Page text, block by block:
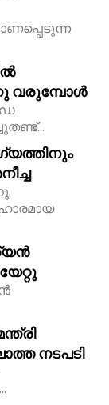
വരുമ്പോൾ
നടപടി